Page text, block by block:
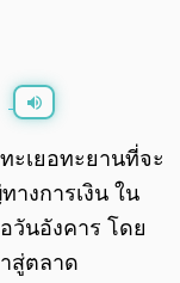
ะเยอทะยานที่จะ
งการเงิน ใน
วันอังคาร โดย
สู่ตลาด